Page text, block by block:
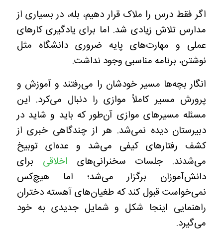
اگر فقط درس را ملاک قرار دهیم، بله، در بسیاری از
مدارس تلاش زیادی شد. اما برای یادگیری کارهای
عملی و مهارت‌های پایه ضروری دانشگاه مثل
نوشتن، برنامه مناسبی وجود نداشت.
انگار بچه‌ها مسیر خودشان را می‌رفتند و آموزش و
پرورش مسیر کاملاً موازی‌ را دنبال می‌کرد. این
مسئله مسیرهای موازی آن‌طور که باید و شاید در
دبیرستان دیده نمی‌شد. هر از چندگاهی خبری از
کشف رفتارهای کیفی می‌شد و عده‌ای توبیخ
می‌شدند. جلسات سخنرانی‌های اخلاقی برای
دانش‌آموزان برگزار می‌شد؛ اما هیچ‌کس
نمی‌خواست قبول کند که طغیان‌های آهسته دختران
راهنمایی اینجا شکل و شمایل جدیدی به خود
می‌گیرد.